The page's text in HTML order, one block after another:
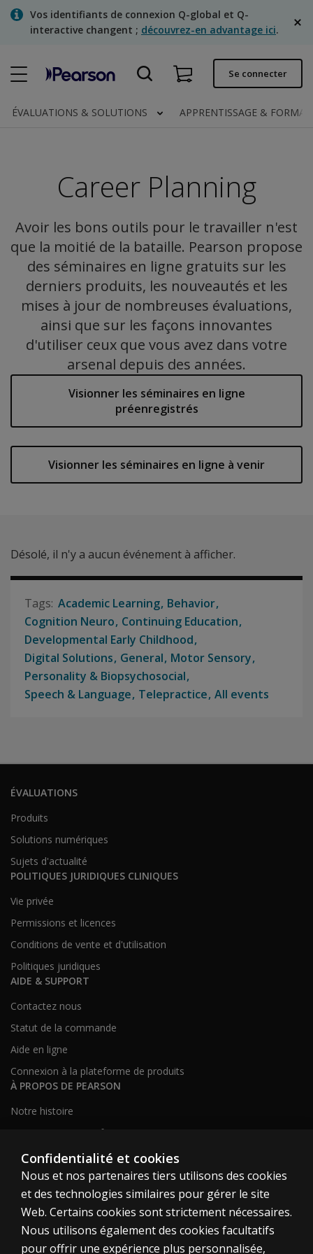
SkipVos identifiants de connexion Q-global et Q-
interactive changent ; découvrez-en advantage ici.
Commande rapide
Clinical | Canada
Se connecter
ÉVALUATIONS & SOLUTIONS APPRENTISSAGE &
Career Planning
Avoir les bons outils pour le travailler n'est
que la moitié de la bataille. Pearson propose
des séminaires en ligne gratuits sur les
derniers produits, les nouveautés et les
mises à jour de nombreuses évaluations,
ainsi que sur les façons innovantes
d'utiliser ceux que vous avez dans votre
arsenal depuis des années.
Visionner les séminaires en ligne
préenregistrés
Visionner les séminaires en ligne à venir
Désolé, il n'y a aucun événement à afficher.
Academic Learning Behavior
Cognition Neuro Continuing Education
Developmental Early Childhood
Digital Solutions General Motor Sensory
Personality & Biopsychosocial
Speech & Language Telepractice All events
ÉVALUATIONS
Produits
Solutions numériques
Sujets d'actualité
POLITIQUES JURIDIQUES CLINIQUES
Vie privée
Permissions et licences
Conditions de vente et d'utilisation
Politiques juridiques
AIDE & SUPPORT
Contactez nous
Statut de la commande
Aide en ligne
Connexion à la plateforme de produits
À PROPOS DE PEARSON
Notre histoire
Notre site corporatif
À propos de nous
Plan du site
Canada
Confidentialité et cookies
Nous et nos partenaires tiers utilisons des cookies
et des technologies similaires pour gérer le site
Web. Certains cookies sont strictement nécessaires.
Nous utilisons également des cookies facultatifs
pour offrir une expérience plus personnalisée,